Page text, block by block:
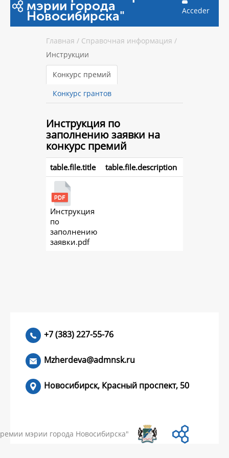
мэрии города
Новосибирска" Acceder
Главная / Справочная информация /
Инструкции
Конкурс премий
Конкурс грантов
Инструкция по
заполнению заявки на
конкурс премий
table.file.title table.file.description
Инструкция
по
заполнению
заявки.pdf
+7 (383) 227-55-76
Mzherdeva@admnsk.ru
Новосибирск, Красный проспект, 50
мэрии города Новосибирска"